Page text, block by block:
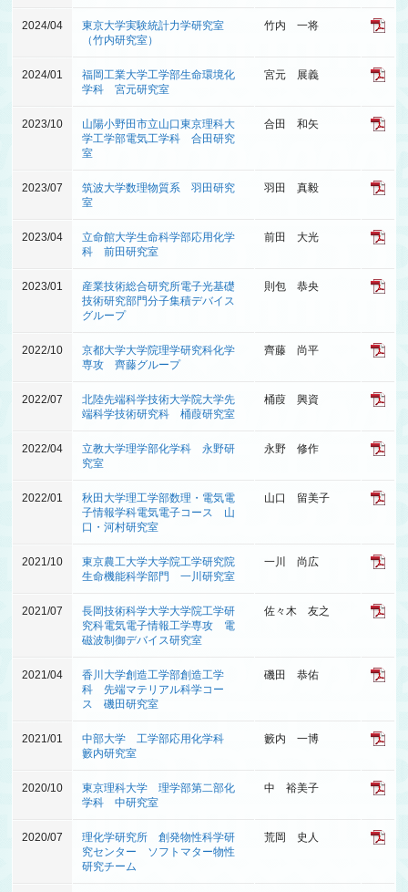
2024/04
東京大学実験統計力学研究室
（竹内研究室）
竹内 一将
2024/01
福岡工業大学工学部生命環境化
学科 宮元研究室
宮元 展義
2023/10
山陽小野田市立山口東京理科大
学工学部電気工学科 合田研究
室
合田 和矢
2023/07
筑波大学数理物質系 羽田研究
室
羽田 真毅
2023/04
立命館大学生命科学部応用化学
科 前田研究室
前田 大光
2023/01
産業技術総合研究所電子光基礎
技術研究部門分子集積デバイス
グループ
則包 恭央
2022/10
京都大学大学院理学研究科化学
専攻 齊藤グループ
齊藤 尚平
2022/07
北陸先端科学技術大学院大学先
端科学技術研究科 桶葭研究室
桶葭 興資
2022/04
立教大学理学部化学科 永野研
究室
永野 修作
2022/01
秋田大学理工学部数理・電気電
子情報学科電気電子コース 山
口・河村研究室
山口 留美子
2021/10
東京農工大学大学院工学研究院
生命機能科学部門 一川研究室
一川 尚広
2021/07
長岡技術科学大学大学院工学研
究科電気電子情報工学専攻 電
磁波制御デバイス研究室
佐々木 友之
2021/04
香川大学創造工学部創造工学
科 先端マテリアル科学コー
ス 磯田研究室
磯田 恭佑
2021/01
中部大学 工学部応用化学科
籔内研究室
籔内 一博
2020/10
東京理科大学 理学部第二部化
学科 中研究室
中 裕美子
2020/07
理化学研究所 創発物性科学研
究センター ソフトマター物性
研究チーム
荒岡 史人